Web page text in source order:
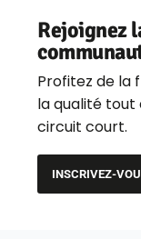
Rejoignez
Profitez de la
la qualité tout
circuit court.
INSCRIVEZ-